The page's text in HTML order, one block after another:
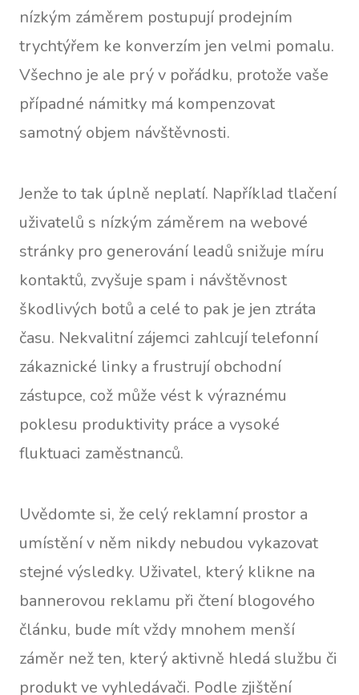
nízkým záměrem postupují prodejním
trychtýřem ke konverzím jen velmi pomalu.
Všechno je ale prý v pořádku, protože vaše
případné námitky má kompenzovat
samotný objem návštěvnosti.
Jenže to tak úplně neplatí. Například tlačení
uživatelů s nízkým záměrem na webové
stránky pro generování leadů snižuje míru
kontaktů, zvyšuje spam i návštěvnost
škodlivých botů a celé to pak je jen ztráta
času. Nekvalitní zájemci zahlcují telefonní
zákaznické linky a frustrují obchodní
zástupce, což může vést k výraznému
poklesu produktivity práce a vysoké
fluktuaci zaměstnanců.
Uvědomte si, že celý reklamní prostor a
umístění v něm nikdy nebudou vykazovat
stejné výsledky. Uživatel, který klikne na
bannerovou reklamu při čtení blogového
článku, bude mít vždy mnohem menší
záměr než ten, který aktivně hledá službu či
produkt ve vyhledávači. Podle zjištění